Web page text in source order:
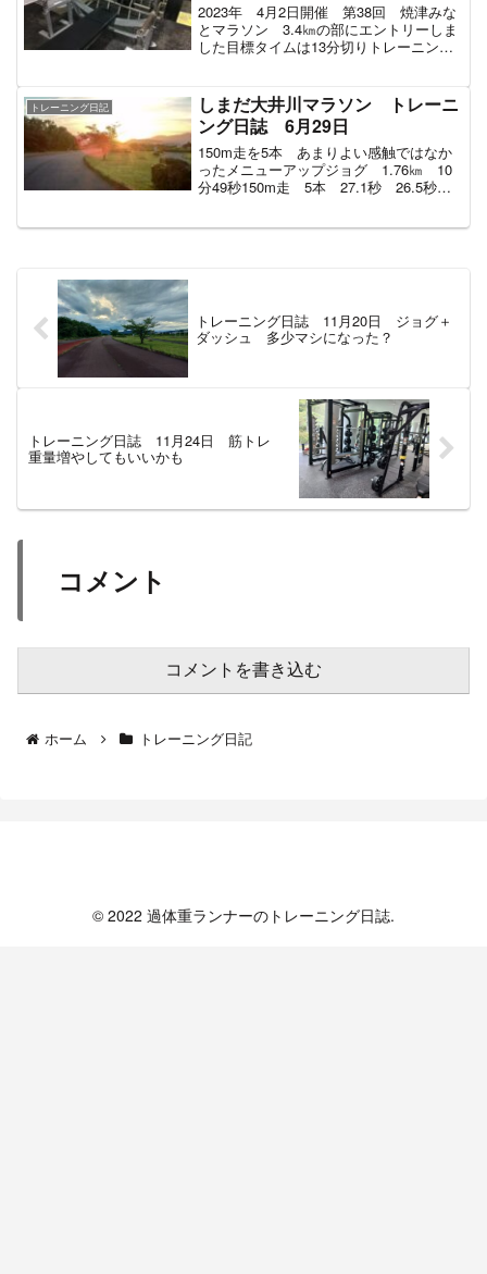
2023年 4月2日開催 第38回 焼津みな
とマラソン 3.4㎞の部にエントリーしま
した目標タイムは13分切りトレーニング
く予定。練習メニュー筋トレ メインベ
ンチ...
トレーニング日記
しまだ大井川マラソン トレーニ
ング日誌 6月29日
150m走を5本 あまりよい感触ではなか
ったメニューアップジョグ 1.76㎞ 10
分49秒150m走 5本 27.1秒 26.5秒
トレーニング日誌 11月20日 ジョグ＋
ダッシュ 多少マシになった？
トレーニング日誌 11月24日 筋トレ
重量増やしてもいいかも
コメント
コメントを書き込む
ホーム トレーニング日記
© 2022 過体重ランナーのトレーニング日誌.